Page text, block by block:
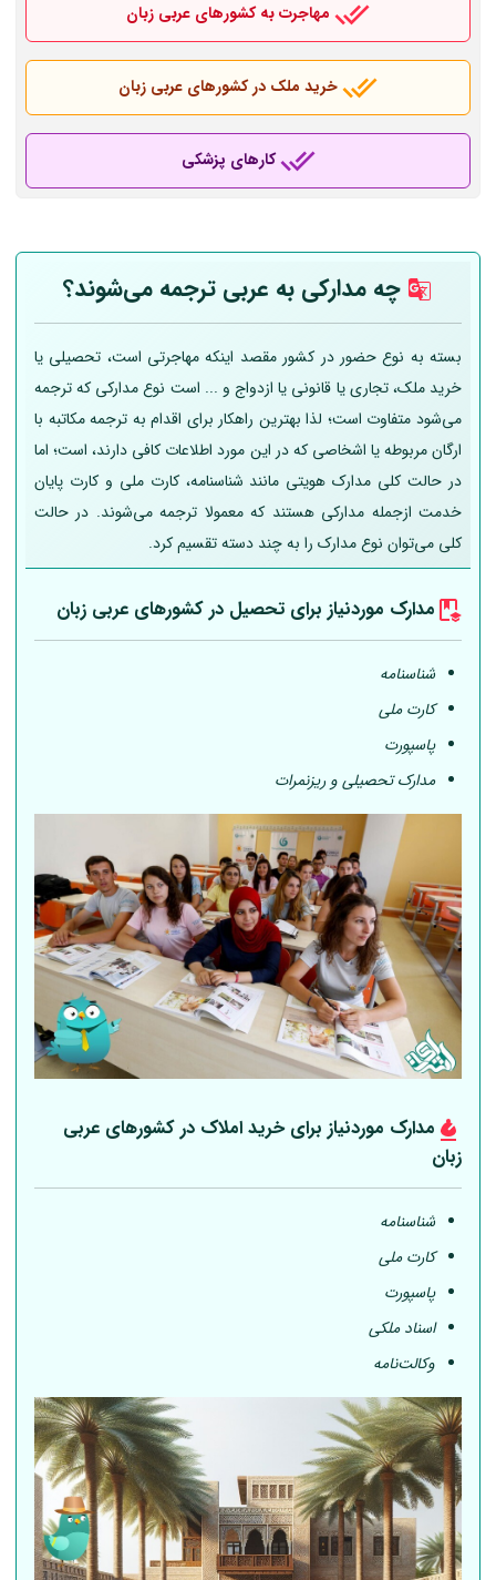
مهاجرت به کشورهای عربی زبان
خرید ملک در کشورهای عربی زبان
کارهای پزشکی
چه مدارکی به عربی ترجمه می‌شوند؟
بسته به نوع حضور در کشور مقصد اینکه مهاجرتی است، تحصیلی یا
خرید ملک، تجاری یا قانونی یا ازدواج و ... است نوع مدارکی که ترجمه
می‌شود متفاوت است؛ لذا بهترین راهکار برای اقدام به ترجمه مکاتبه با
ارگان مربوطه یا اشخاصی که در این مورد اطلاعات کافی دارند، است؛ اما
در حالت کلی مدارک هویتی مانند شناسنامه، کارت ملی و کارت پایان
خدمت ازجمله مدارکی هستند که معمولا ترجمه می‌شوند. در حالت
کلی می‌توان نوع مدارک را به چند دسته تقسیم کرد.
مدارک موردنیاز برای تحصیل در کشورهای عربی زبان
شناسنامه
کارت ملی
پاسپورت
مدارک تحصیلی و ریزنمرات
مدارک موردنیاز برای خرید املاک در کشورهای عربی
زبان
شناسنامه
کارت ملی
پاسپورت
اسناد ملکی
وکالت‌نامه